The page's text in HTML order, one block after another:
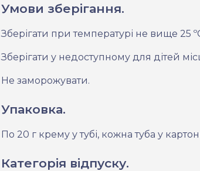
Умови зберігання.
Зберігати при температурі не вище 25
Зберігати у недоступному для дітей
Не заморожувати.
Упаковка.
По 20 гкрему у тубі, кожна туба у
Категорія відпуску.